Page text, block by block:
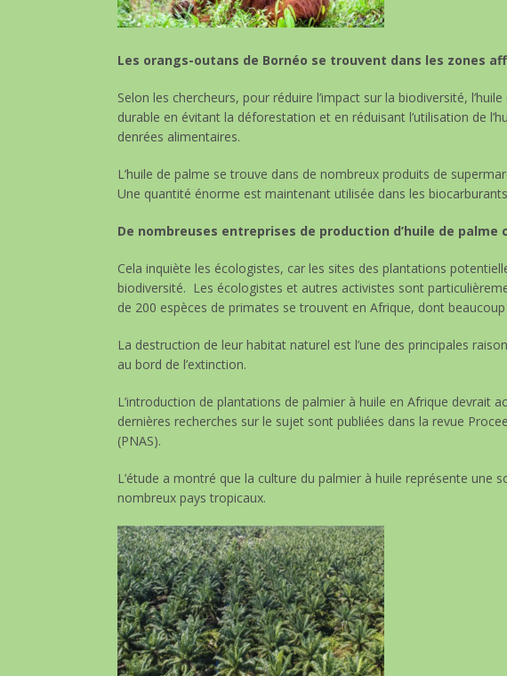
Les orangs-outans de Bornéo se trouvent dans les zones
Selon les chercheurs, pour réduire l’impact sur la biodiversité,
durable en évitant la déforestation et en réduisant l’utilisation de
denrées alimentaires.
L’huile de palme se trouve dans de nombreux produits de
Une quantité énorme est maintenant utilisée dans les
De nombreuses entreprises de production d’huile de palme
Cela inquiète les écologistes, car les sites des plantations
biodiversité. Les écologistes et autres activistes sont
de 200 espèces de primates se trouvent en Afrique, dont
La destruction de leur habitat naturel est l’une des principales
au bord de l’extinction.
L’introduction de plantations de palmier à huile en Afrique devrait
dernières recherches sur le sujet sont publiées dans la revue
(PNAS).
L’étude a montré que la culture du palmier à huile représente une
nombreux pays tropicaux.